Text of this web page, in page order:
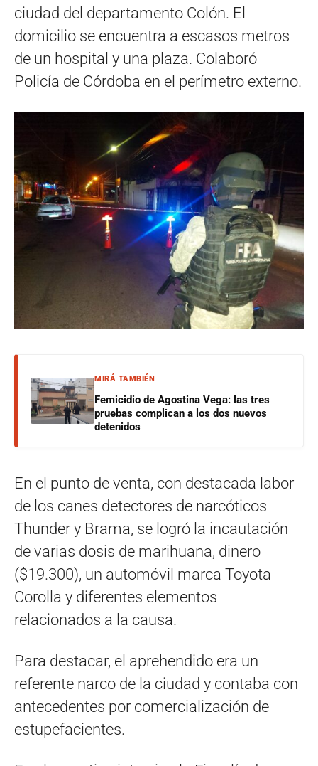
ciudad del departamento Colón. El
domicilio se encuentra a escasos metros
de un hospital y una plaza. Colaboró
Policía de Córdoba en el perímetro externo.
MIRÁ TAMBIÉN
Femicidio de Agostina Vega: las tres
pruebas complican a los dos nuevos
detenidos
En el punto de venta, con destacada labor
de los canes detectores de narcóticos
Thunder y Brama, se logró la incautación
de varias dosis de marihuana, dinero
($19.300), un automóvil marca Toyota
Corolla y diferentes elementos
relacionados a la causa.
Para destacar, el aprehendido era un
referente narco de la ciudad y contaba con
antecedentes por comercialización de
estupefacientes.